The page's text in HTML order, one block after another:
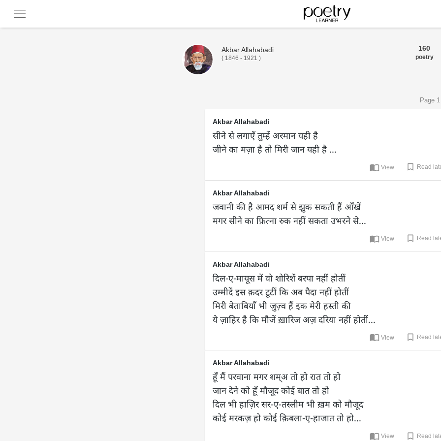
Akbar Allahabadi
( 1846 - 1921 )
160
poetry
Page
Akbar Allahabadi
सीने से लगाएँ तुम्हें अरमान यही है
जीने का मज़ा है तो मिरी जान यही है ...
Read
View
Akbar Allahabadi
जवानी की है आमद शर्म से झुक सकती हैं आँखें
मगर सीने का फ़ित्ना रुक नहीं सकता उभरने से...
Read
View
Akbar Allahabadi
दिल-ए-मायूस में वो शोरिशें बरपा नहीं होतीं
उम्मीदें इस क़दर टूटीं कि अब पैदा नहीं होतीं
मिरी बेताबियाँ भी जुज़्व हैं इक मेरी हस्ती की
ये ज़ाहिर है कि मौजें ख़ारिज अज़ दरिया नहीं होतीं...
Read
View
Akbar Allahabadi
हूँ मैं परवाना मगर शम्अ तो हो रात तो हो
जान देने को हूँ मौजूद कोई बात तो हो
दिल भी हाज़िर सर-ए-तस्लीम भी ख़म को मौजूद
कोई मरकज़ हो कोई क़िबला-ए-हाजात तो हो...
Read
View